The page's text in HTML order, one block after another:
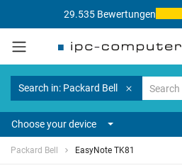
29.535 Bewertungen
Search in: Packard Bell
Choose your device
Packard Bell EasyNote TK81